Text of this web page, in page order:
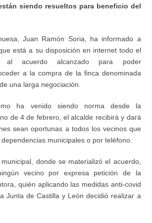
siendo resueltos para beneficio del
Juan Ramón Soria, ha informado a
está a su disposición en internet todo el
al acuerdo alcanzado para poder
a la compra de la finca denominada
una larga negociación.
ha venido siendo norma desde la
de 4 de febrero, el alcalde recibirá y dará
sean oportunas a todos los vecinos que
municipales o por teléfono.
donde se materializó el acuerdo,
vecino por expresa petición de la
quién aplicando las medidas anti-covid
Junta de Castilla y León decidió realizar a